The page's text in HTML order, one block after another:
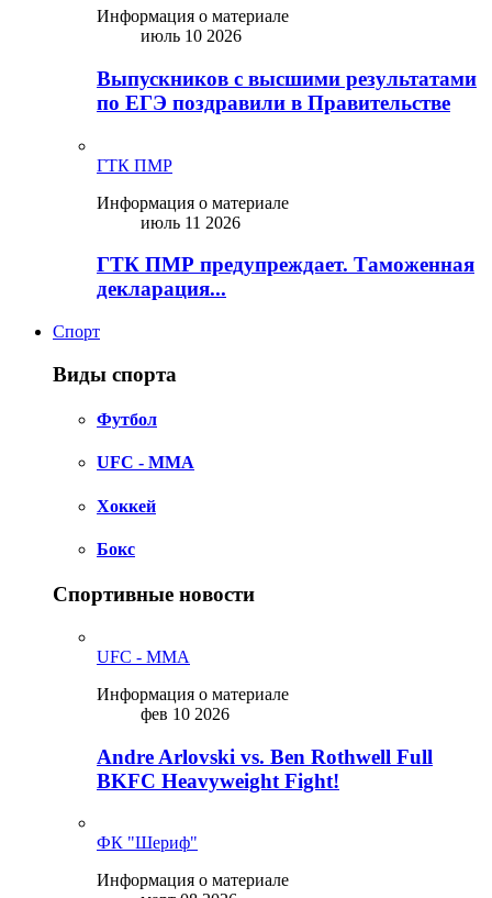
Информация о материале
июль 10 2026
Выпускников с высшими результатами
по ЕГЭ поздравили в Правительстве
ГТК ПМР
Информация о материале
июль 11 2026
ГТК ПМР предупреждает. Таможенная
декларация...
Спорт
Виды спорта
Футбол
UFC - MMA
Хоккей
Бокс
Спортивные новости
UFC - MMA
Информация о материале
фев 10 2026
Andre Arlovski vs. Ben Rothwell Full
BKFC Heavyweight Fight!
ФК "Шериф"
Информация о материале